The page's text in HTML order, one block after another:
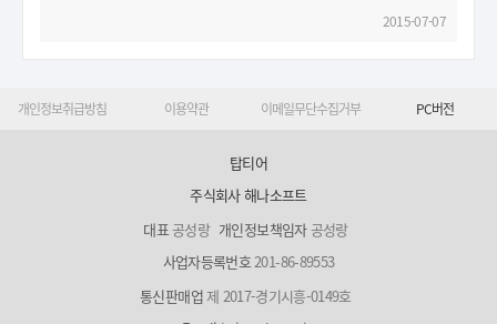
2015-07-07
개인정보취급방침 이용약관 이메일무단수집거부 PC버전
탑티어
주식회사 해나소프트
대표공성랑 개인정보책임자공성랑
사업자등록번호201-86-89553
통신판매업제 2017-경기시흥-0149호